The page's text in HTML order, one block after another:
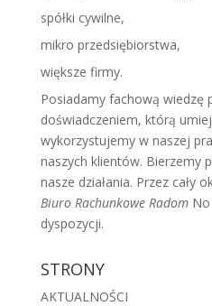
spółki cywilne,
mikro przedsiębiorstwa,
większe firmy.
Posiadamy fachową wiedzę
doświadczeniem, którą
wykorzystujemy w naszej
naszych klientów. Bierzemy
nasze działania. Przez cały
Biuro Rachunkowe RadomNo
dyspozycji.
STRONY
AKTUALNOŚCI